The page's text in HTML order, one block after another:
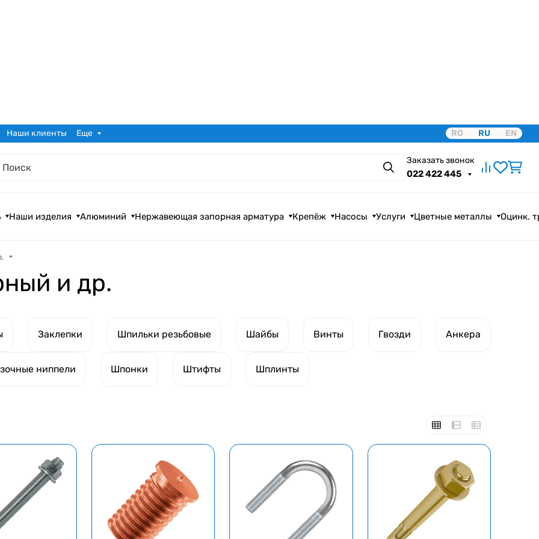
Наши клиенты Еще RO RU EN
Поиск
Заказать звонок
022 422 445
Наши изделия Алюминий Нержавеющая запорная арматура Крепёж Насосы Услуги Цветные металлы Оцинк.
и др.
Заклепки Шпильки резьбовые Шайбы Винты Гвозди Анкера
ниппели Шпонки Штифты Шплинты